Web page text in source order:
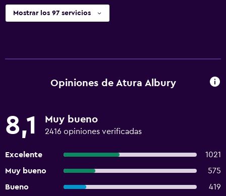
Mostrar los 97 servicios
Opiniones de Atura Albury
8,1 Muy bueno
2416 opiniones verificadas
Excelente
1021
Muy bueno
575
Bueno
419